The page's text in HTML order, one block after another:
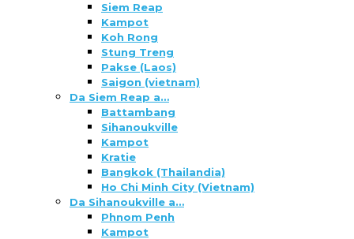
Siem Reap
Kampot
Koh Rong
Stung Treng
Pakse (Laos)
Saigon (vietnam)
Da Siem Reap a…
Battambang
Sihanoukville
Kampot
Kratie
Bangkok (Thailandia)
Ho Chi Minh City (Vietnam)
Da Sihanoukville a…
Phnom Penh
Kampot